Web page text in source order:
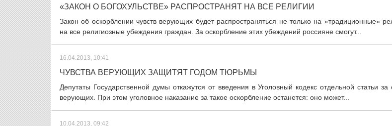
«ЗАКОН О БОГОХУЛЬСТВЕ» РАСПРОСТРАНЯТ НА ВСЕ РЕЛИГИИ
Закон об оскорблении чувств верующих будет распространяться не только на «традиционные»
на все религиозные убеждения граждан. За оскорбление этих убеждений россияне смогут...
16.04.2013, 10:41
ЧУВСТВА ВЕРУЮЩИХ ЗАЩИТЯТ ГОДОМ ТЮРЬМЫ
Депутаты Государственной думы откажутся от введения в Уголовный кодекс отдельной статьи за
верующих. При этом уголовное наказание за такое оскорбление останется: оно может...
10.04.2013, 09:42